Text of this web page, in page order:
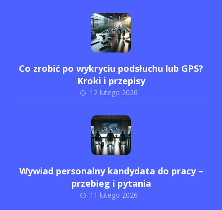
Co zrobić po wykryciu podsłuchu lub GPS?
Kroki i przepisy
12 lutego 2026
Wywiad personalny kandydata do pracy –
przebieg i pytania
11 lutego 2026